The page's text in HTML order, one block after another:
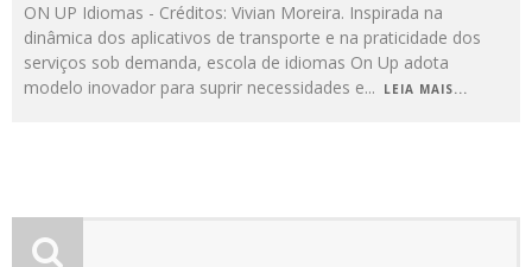
ON UP Idiomas - Créditos: Vivian Moreira. Inspirada na
dinâmica dos aplicativos de transporte e na praticidade dos
serviços sob demanda, escola de idiomas On Up adota
modelo inovador para suprir necessidades e... LEIA MAIS...